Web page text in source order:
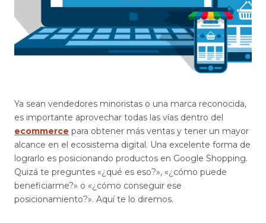
Ya sean vendedores minoristas o una marca reconocida,
es importante aprovechar todas las vías dentro del
ecommerce para obtener más ventas y tener un mayor
alcance en el ecosistema digital. Una excelente forma de
lograrlo es posicionando productos en Google Shopping.
Quizá te preguntes «¿qué es eso?», «¿cómo puede
beneficiarme?» o «¿cómo conseguir ese
posicionamiento?». Aquí te lo diremos.